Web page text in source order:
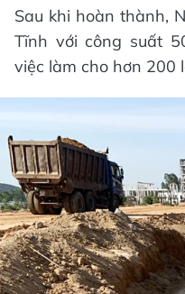
Sau khi hoàn thành,
Tĩnh với công suất
việc làm cho hơn 200